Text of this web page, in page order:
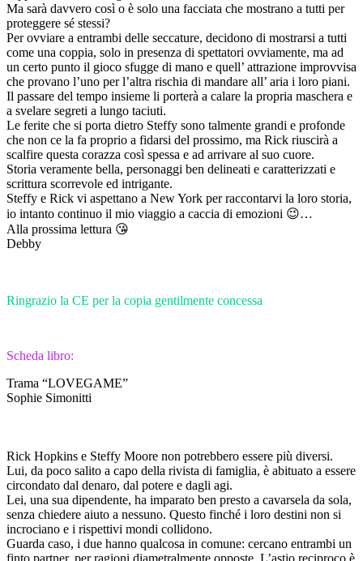
Ma sarà davvero così o è solo una facciata che mostrano a tutti per
proteggere sé stessi?
Per ovviare a entrambi delle seccature, decidono di mostrarsi a tutti
come una coppia, solo in presenza di spettatori ovviamente, ma ad
un certo punto il gioco sfugge di mano e quell’ attrazione improvvisa
che provano l’uno per l’altra rischia di mandare all’ aria i loro piani.
Il passare del tempo insieme li porterà a calare la propria maschera e
a svelare segreti a lungo taciuti.
Le ferite che si porta dietro Steffy sono talmente grandi e profonde
che non ce la fa proprio a fidarsi del prossimo, ma Rick riuscirà a
scalfire questa corazza così spessa e ad arrivare al suo cuore.
Storia veramente bella, personaggi ben delineati e caratterizzati e
scrittura scorrevole ed intrigante.
Steffy e Rick vi aspettano a New York per raccontarvi la loro storia,
io intanto continuo il mio viaggio a caccia di emozioni 😉…
Alla prossima lettura 😘
Debby
Ringrazio la CE per la copia gentilmente concessa
Scheda libro:
Trama “LOVEGAME”
Sophie Simonitti
Rick Hopkins e Steffy Moore non potrebbero essere più diversi.
Lui, da poco salito a capo della rivista di famiglia, è abituato a essere
circondato dal denaro, dal potere e dagli agi.
Lei, una sua dipendente, ha imparato ben presto a cavarsela da sola,
senza chiedere aiuto a nessuno. Questo finché i loro destini non si
incrociano e i rispettivi mondi collidono.
Guarda caso, i due hanno qualcosa in comune: cercano entrambi un